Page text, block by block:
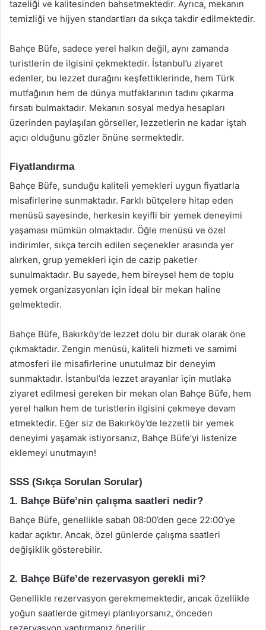
tazeliği ve kalitesinden bahsetmektedir. Ayrıca, mekanın
temizliği ve hijyen standartları da sıkça takdir edilmektedir.
Bahçe Büfe, sadece yerel halkın değil, aynı zamanda
turistlerin de ilgisini çekmektedir. İstanbul’u ziyaret
edenler, bu lezzet durağını keşfettiklerinde, hem Türk
mutfağının hem de dünya mutfaklarının tadını çıkarma
fırsatı bulmaktadır. Mekanın sosyal medya hesapları
üzerinden paylaşılan görseller, lezzetlerin ne kadar iştah
açıcı olduğunu gözler önüne sermektedir.
Fiyatlandırma
Bahçe Büfe, sunduğu kaliteli yemekleri uygun fiyatlarla
misafirlerine sunmaktadır. Farklı bütçelere hitap eden
menüsü sayesinde, herkesin keyifli bir yemek deneyimi
yaşaması mümkün olmaktadır. Öğle menüsü ve özel
indirimler, sıkça tercih edilen seçenekler arasında yer
alırken, grup yemekleri için de cazip paketler
sunulmaktadır. Bu sayede, hem bireysel hem de toplu
yemek organizasyonları için ideal bir mekan haline
gelmektedir.
Bahçe Büfe, Bakırköy’de lezzet dolu bir durak olarak öne
çıkmaktadır. Zengin menüsü, kaliteli hizmeti ve samimi
atmosferi ile misafirlerine unutulmaz bir deneyim
sunmaktadır. İstanbul’da lezzet arayanlar için mutlaka
ziyaret edilmesi gereken bir mekan olan Bahçe Büfe, hem
yerel halkın hem de turistlerin ilgisini çekmeye devam
etmektedir. Eğer siz de Bakırköy’de lezzetli bir yemek
deneyimi yaşamak istiyorsanız, Bahçe Büfe’yi listenize
eklemeyi unutmayın!
SSS (Sıkça Sorulan Sorular)
1. Bahçe Büfe’nin çalışma saatleri nedir?
Bahçe Büfe, genellikle sabah 08:00’den gece 22:00’ye
kadar açıktır. Ancak, özel günlerde çalışma saatleri
değişiklik gösterebilir.
2. Bahçe Büfe’de rezervasyon gerekli mi?
Genellikle rezervasyon gerekmemektedir, ancak özellikle
yoğun saatlerde gitmeyi planlıyorsanız, önceden
rezervasyon yaptırmanız önerilir.